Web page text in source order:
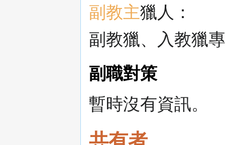
副教主獵人：
副教獵、入教獵
副職對策
暫時沒有資訊。
共有者